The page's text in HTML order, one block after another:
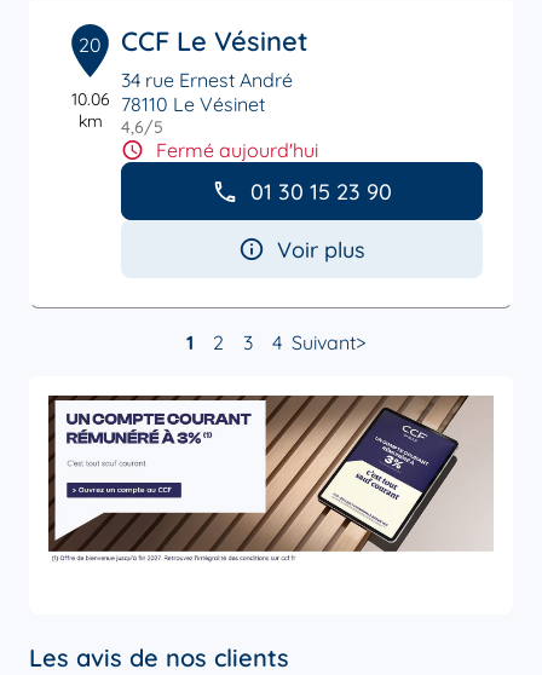
20
10.06
km
CCF Le Vésinet
34 rue Ernest André
78110 Le Vésinet
4,6/5
Fermé aujourd'hui
01 30 15 23 90
Voir plus
1 2 3 4 Suivant
Les avis de nos clients